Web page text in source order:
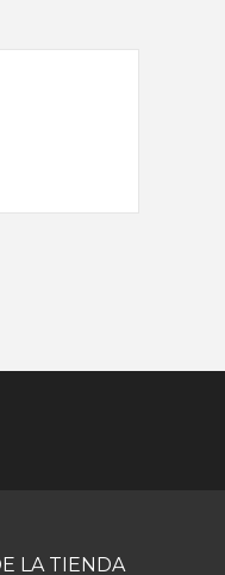
LA TIENDA